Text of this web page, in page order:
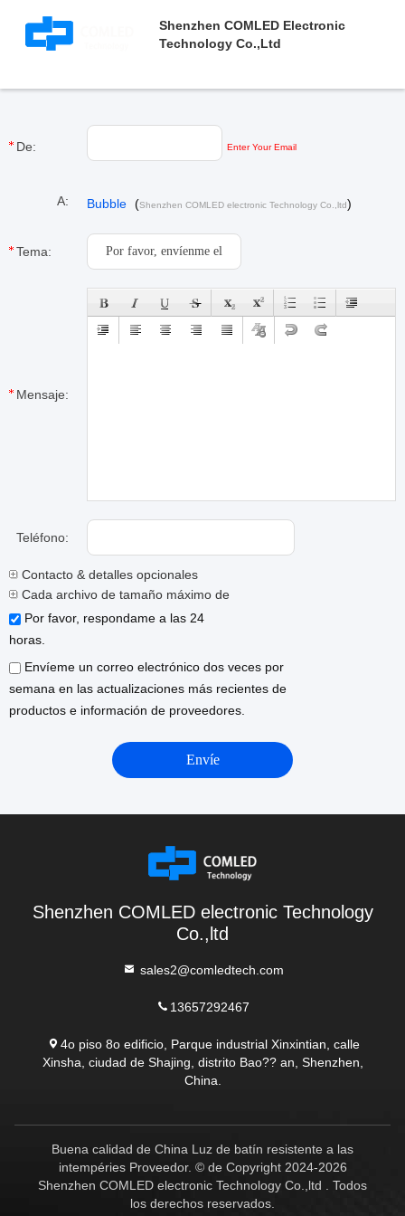
Shenzhen COMLED Electronic
Technology Co.,ltd
De: Enter Your Email
A: Bubble (Shenzhen COMLED electronic Technology Co.,ltd)
Tema:
Mensaje:
Teléfono:
Contacto & detalles opcionales
Cada archivo de tamaño máximo de 10M.
Por favor, respondame a las 24
horas.
Envíeme un correo electrónico dos veces por
semana en las actualizaciones más recientes de
productos e información de proveedores.
Shenzhen COMLED electronic Technology
Co.,ltd
sales2@comledtech.com
13657292467
4o piso 8o edificio, Parque industrial Xinxintian, calle
Xinsha, ciudad de Shajing, distrito Bao?? an, Shenzhen,
China.
Buena calidad de China Luz de batín resistente a las
intempéries Proveedor. © de Copyright 2024-2026
Shenzhen COMLED electronic Technology Co.,ltd . Todos
los derechos reservados.